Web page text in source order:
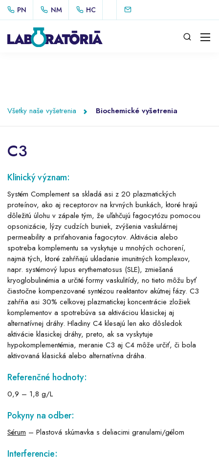
PN NM HC
Všetky naše vyšetrenia Biochemické vyšetrenia
C3
Klinický význam:
Systém Complement sa skladá asi z 20 plazmatických
proteínov, ako aj receptorov na krvných bunkách, ktoré hrajú
dôležitú úlohu v zápale tým, že uľahčujú fagocytózu pomocou
opsonizácie, lýzy cudzích buniek, zvýšenia vaskulárnej
permeability a priťahovania fagocytov. Aktivácia alebo
spotreba komplementu sa vyskytuje u mnohých ochorení,
najmä tých, ktoré zahŕňajú ukladanie imunitných komplexov,
napr. systémový lupus erythematosus (SLE), zmiešaná
kryoglobulinémia a určité formy vaskulitídy, no tieto môžu byť
čiastočne kompenzované syntézou reaktantov akútnej fázy. C3
zahŕňa asi 30% celkovej plazmatickej koncentrácie zložiek
komplementov a spotrebúva sa aktiváciou klasickej aj
alternatívnej dráhy. Hladiny C4 klesajú len ako dôsledok
aktivácie klasickej dráhy, preto, ak sa vyskytuje
hypokomplementémia, meranie C3 aj C4 môže určiť, či bola
aktivovaná klasická alebo alternatívna dráha.
Referenčné hodnoty:
0,9 – 1,8 g/L
Pokyny na odber:
Sérum – Plastová skúmavka s deliacimi granulami/gélom
Interferencie: